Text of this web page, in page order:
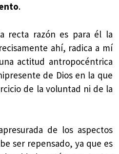
.
recta razón es para él la
ahí, radica a mí
actitud antropocéntrica
de Dios en la que
de la voluntad ni de la
de los aspectos
ser repensado, ya que es